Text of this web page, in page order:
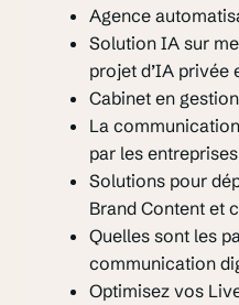
Agence
Solution IA sur
projet d’IA privée
Cabinet en
La
par les entreprises
Solutions pour
Brand Content et
Quelles sont les
communication
Optimisez vos